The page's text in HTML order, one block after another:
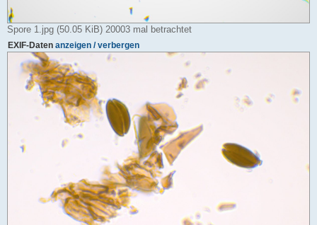
Spore 1.jpg (50.05 KiB) 20003 mal betrachtet
EXIF-Daten anzeigen / verbergen